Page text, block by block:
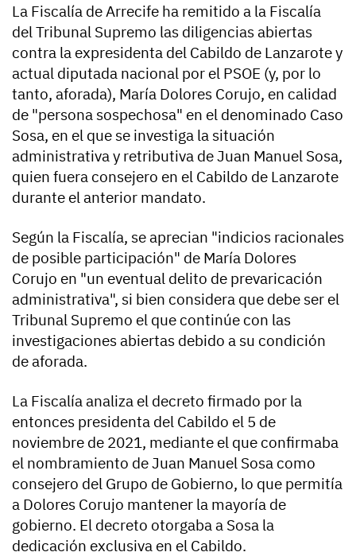
La Fiscalía de Arrecife ha remitido a la Fiscalía
del Tribunal Supremo las diligencias abiertas
contra la expresidenta del Cabildo de Lanzarote y
actual diputada nacional por el PSOE (y, por lo
tanto, aforada), María Dolores Corujo, en calidad
de "persona sospechosa" en el denominado Caso
Sosa, en el que se investiga la situación
administrativa y retributiva de Juan Manuel Sosa,
quien fuera consejero en el Cabildo de Lanzarote
durante el anterior mandato.
Según la Fiscalía, se aprecian "indicios racionales
de posible participación" de María Dolores
Corujo en "un eventual delito de prevaricación
administrativa", si bien considera que debe ser el
Tribunal Supremo el que continúe con las
investigaciones abiertas debido a su condición
de aforada.
La Fiscalía analiza el decreto firmado por la
entonces presidenta del Cabildo el 5 de
noviembre de 2021, mediante el que confirmaba
el nombramiento de Juan Manuel Sosa como
consejero del Grupo de Gobierno, lo que permitía
a Dolores Corujo mantener la mayoría de
gobierno. El decreto otorgaba a Sosa la
dedicación exclusiva en el Cabildo.